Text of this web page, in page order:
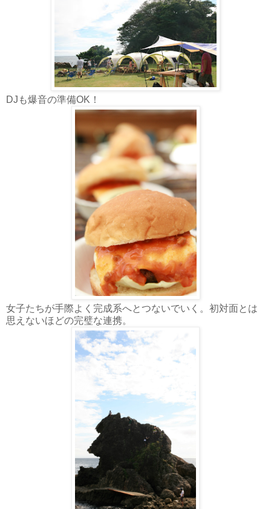
DJも爆音の準備OK！
女子たちが手際よく完成系へとつないでいく。初対面とは
思えないほどの完璧な連携。